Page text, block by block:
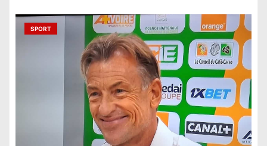
SPORT